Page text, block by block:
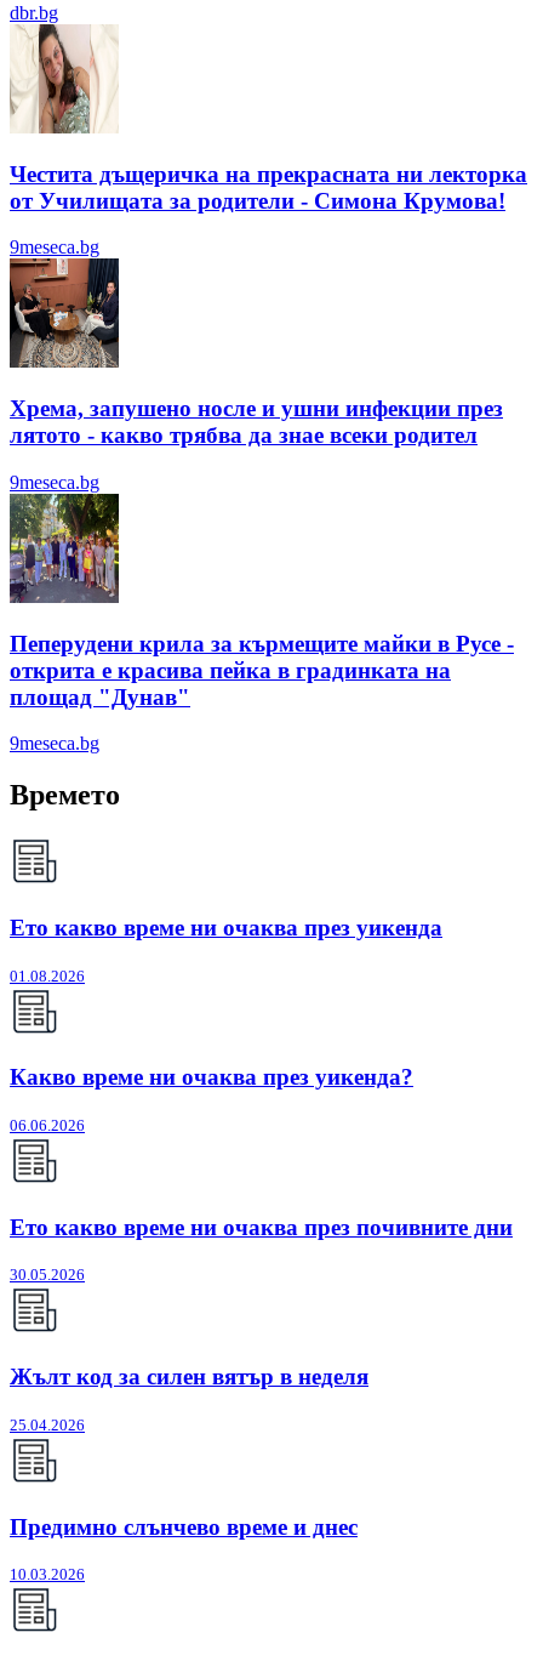
dbr.bg
Честита дъщеричка на прекрасната ни лекторка
от Училищата за родители - Симона Крумова!
9meseca.bg
Хрема, запушено носле и ушни инфекции през
лятотo - какво трябва да знае всеки родител
9meseca.bg
Пеперудени крила за кърмещите майки в Русе -
открита е красива пейка в градинката на
площад "Дунав"
9meseca.bg
Времето
Ето какво време ни очаква през уикенда
01.08.2026
Какво време ни очаква през уикенда?
06.06.2026
Ето какво време ни очаква през почивните дни
30.05.2026
Жълт код за силен вятър в неделя
25.04.2026
Предимно слънчево време и днес
10.03.2026